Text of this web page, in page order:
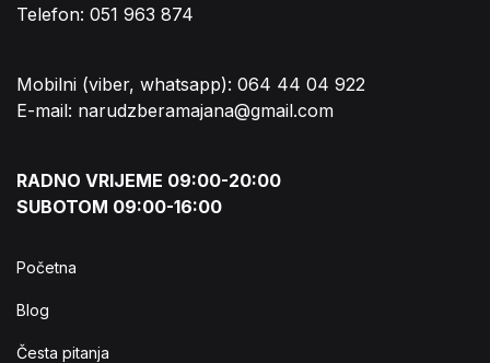
Telefon: 051 963 874
Mobilni (viber, whatsapp): 064 44 04 922
E-mail: narudzberamajana@gmail.com
RADNO VRIJEME 09:00-20:00
SUBOTOM 09:00-16:00
Početna
Blog
Česta pitanja